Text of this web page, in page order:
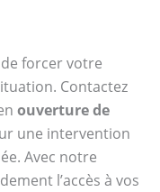
forcer votre
Contactez
ouverture de
une intervention
Avec notre
l’accès à vos